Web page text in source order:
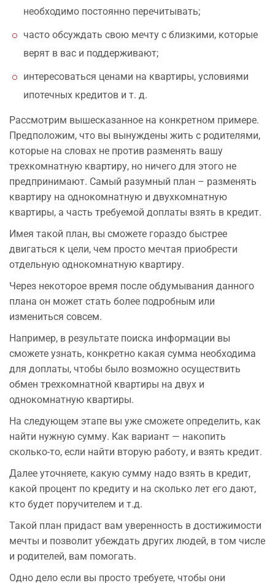
необходимо постоянно перечитывать;
часто обсуждать свою мечту с близкими, которые
верят в вас и поддерживают;
интересоваться ценами на квартиры, условиями
ипотечных кредитов и т. д.
Рассмотрим вышесказанное на конкретном примере.
Предположим, что вы вынуждены жить с родителями,
которые на словах не против разменять вашу
трехкомнатную квартиру, но ничего для этого не
предпринимают. Самый разумный план – разменять
квартиру на однокомнатную и двухкомнатную
квартиры, а часть требуемой доплаты взять в кредит.
Имея такой план, вы сможете гораздо быстрее
двигаться к цели, чем просто мечтая приобрести
отдельную однокомнатную квартиру.
Через некоторое время после обдумывания данного
плана он может стать более подробным или
измениться совсем.
Например, в результате поиска информации вы
сможете узнать, конкретно какая сумма необходима
для доплаты, чтобы было возможно осуществить
обмен трехкомнатной квартиры на двух и
однокомнатную квартиры.
На следующем этапе вы уже сможете определить, как
найти нужную сумму. Как вариант — накопить
сколько-то, если найти вторую работу, и взять кредит.
Далее уточняете, какую сумму надо взять в кредит,
какой процент по кредиту и на сколько лет его дают,
кто будет поручителем и т.д.
Такой план придаст вам уверенность в достижимости
мечты и позволит убеждать других людей, в том числе
и родителей, вам помогать.
Одно дело если вы просто требуете, чтобы они